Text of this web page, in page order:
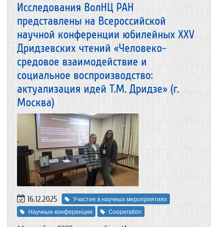
Исследования ВолНЦ РАН
представлены на Всероссийской
научной конференции юбилейных ХХV
Дридзевских чтений «Человеко-
средовое взаимодействие и
социальное воспроизводство:
актуализация идей Т.М. Дридзе» (г.
Москва)
16.12.2025
Участие в научных мероприятиях
Научные конференции
Cooperation